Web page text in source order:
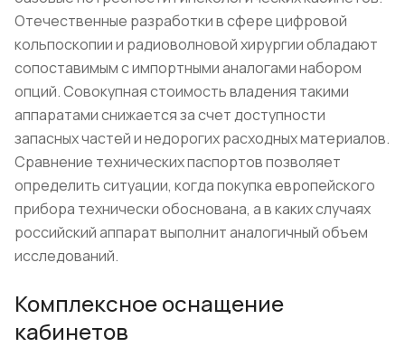
Отечественные разработки в сфере цифровой
кольпоскопии и радиоволновой хирургии обладают
сопоставимым с импортными аналогами набором
опций. Совокупная стоимость владения такими
аппаратами снижается за счет доступности
запасных частей и недорогих расходных материалов.
Сравнение технических паспортов позволяет
определить ситуации, когда покупка европейского
прибора технически обоснована, а в каких случаях
российский аппарат выполнит аналогичный объем
исследований.
Комплексное оснащение
кабинетов